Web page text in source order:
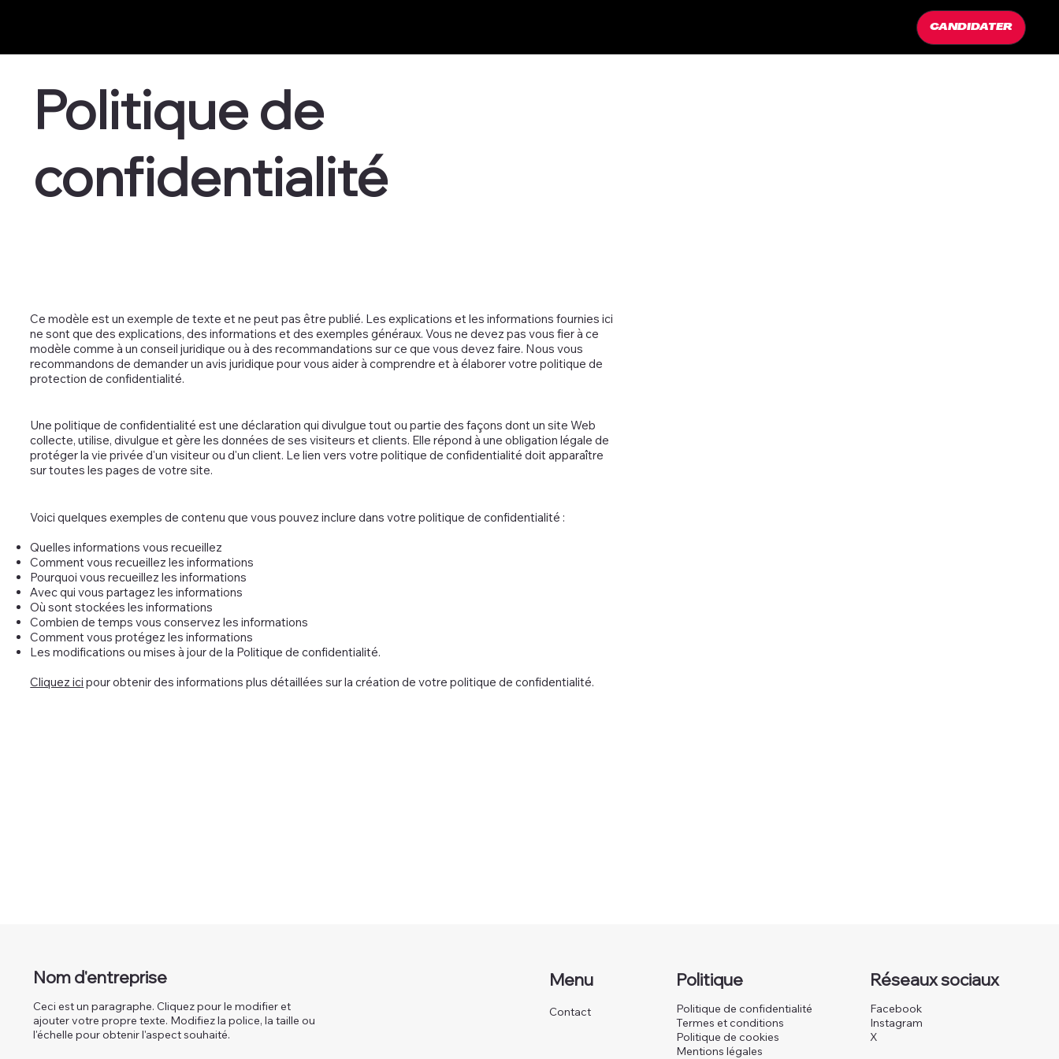
CANDIDATER
Politique de
confidentialité
Ce modèle est un exemple de texte et ne peut pas être publié. Les explications et les informations fournies ici
ne sont que des explications, des informations et des exemples généraux. Vous ne devez pas vous fier à ce
modèle comme à un conseil juridique ou à des recommandations sur ce que vous devez faire. Nous vous
recommandons de demander un avis juridique pour vous aider à comprendre et à élaborer votre politique de
protection de confidentialité.
Une politique de confidentialité est une déclaration qui divulgue tout ou partie des façons dont un site Web
collecte, utilise, divulgue et gère les données de ses visiteurs et clients. Elle répond à une obligation légale de
protéger la vie privée d'un visiteur ou d'un client. Le lien vers votre politique de confidentialité doit apparaître
sur toutes les pages de votre site.
Voici quelques exemples de contenu que vous pouvez inclure dans votre politique de confidentialité :
Quelles informations vous recueillez
Comment vous recueillez les informations
Pourquoi vous recueillez les informations
Avec qui vous partagez les informations
Où sont stockées les informations
Combien de temps vous conservez les informations
Comment vous protégez les informations
Les modifications ou mises à jour de la Politique de confidentialité.
Cliquez ici pour obtenir des informations plus détaillées sur la création de votre politique de confidentialité.
Nom d'entreprise
Ceci est un paragraphe. Cliquez pour le modifier et
ajouter votre propre texte. Modifiez la police, la taille ou
l'échelle pour obtenir l'aspect souhaité.
Menu
Contact
Politique
Politique de confidentialité
Termes et conditions
Politique de cookies
Mentions légales
Réseaux sociaux
Facebook
Instagram
X